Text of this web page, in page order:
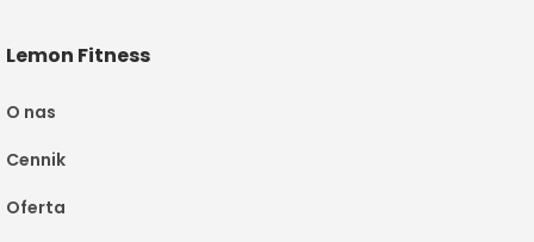
Lemon Fitness
O nas
Cennik
Oferta